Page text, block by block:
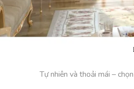
Tự nhiên và thoải mái –